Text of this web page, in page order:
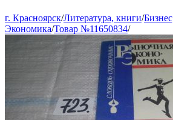
г. Красноярск/Литература, книги/
Экономика/Товар №11650834/